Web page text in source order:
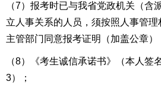
（7）报考时已与我省党政机关（含
立人事关系的人员， 须按照人事管理
主管部门同意报考证明（加盖公章）
（8）《考生诚信承诺书》（本人签
3）；